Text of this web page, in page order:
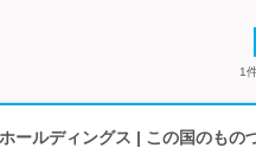
1
ールディングス | この国のもの